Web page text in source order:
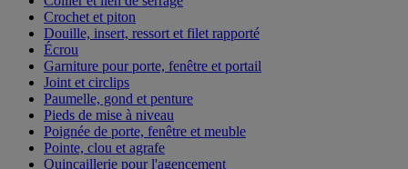
Crochet et piton
Douille, insert, ressort et filet rapporté
Écrou
Garniture pour porte, fenêtre et portail
Joint et circlips
Paumelle, gond et penture
Pieds de mise à niveau
Poignée de porte, fenêtre et meuble
Pointe, clou et agrafe
Quincaillerie pour l'agencement